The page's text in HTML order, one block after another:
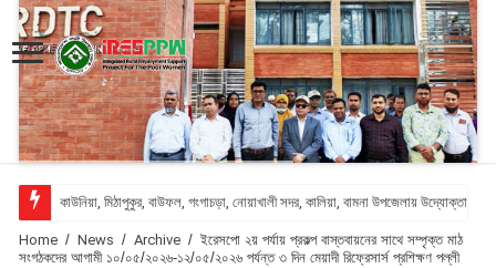
কাউনিয়া, মিঠাপুকুর, বাউফল, গংগাচড়া, নোয়াখালী সদর, কালিয়া, বামনা উপজেলায় উদ্যোক্তা
Home / News / Archive / ইরেসপো ২য় পর্যায় প্রকল্প বাস্তবায়নের সাথে সম্পৃক্ত মাঠ
সংগঠকদের আগামী ১০/০৫/২০২৬-১২/০৫/২০২৬ পর্যন্ত ৩ দিন মেয়াদী রিফ্রেসার্স প্রশিক্ষণ পল্লী